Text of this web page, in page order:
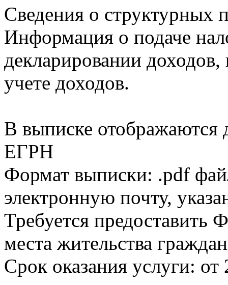
Сведения о структурных
Информация о подаче
декларировании доходов,
учете доходов.
В выписке
ЕГРН
Формат выписки: .pdf
электронную почту,
Требуется
места жительства
Срок оказания услуги: от